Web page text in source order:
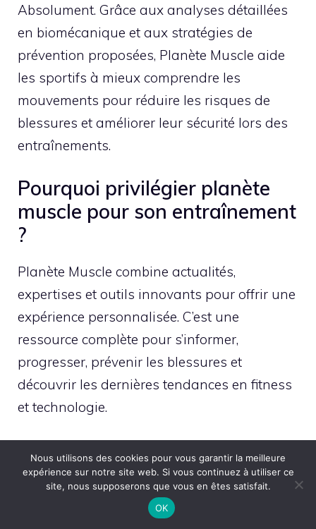
Absolument. Grâce aux analyses détaillées
en biomécanique et aux stratégies de
prévention proposées, Planète Muscle aide
les sportifs à mieux comprendre les
mouvements pour réduire les risques de
blessures et améliorer leur sécurité lors des
entraînements.
Pourquoi privilégier planète
muscle pour son entraînement
?
Planète Muscle combine actualités,
expertises et outils innovants pour offrir une
expérience personnalisée. C’est une
ressource complète pour s’informer,
progresser, prévenir les blessures et
découvrir les dernières tendances en fitness
et technologie.
Planète muscle propose-t-il
des innovations
technologiques ?
Nous utilisons des cookies pour vous garantir la meilleure
expérience sur notre site web. Si vous continuez à utiliser ce
site, nous supposerons que vous en êtes satisfait.
OK